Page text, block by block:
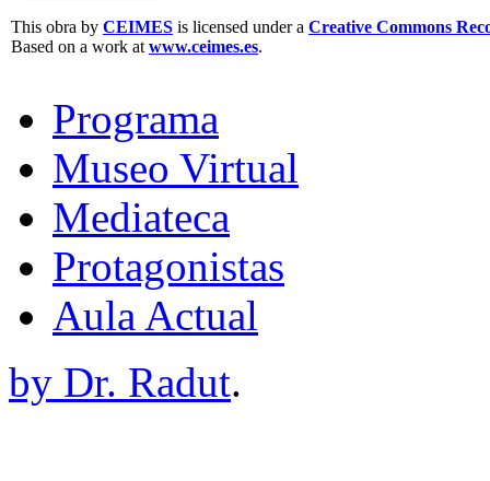
This obra by CEIMES is licensed under a Creative Commons
Based on a work at www.ceimes.es.
Programa
Museo Virtual
Mediateca
Protagonistas
Aula Actual
by Dr. Radut.